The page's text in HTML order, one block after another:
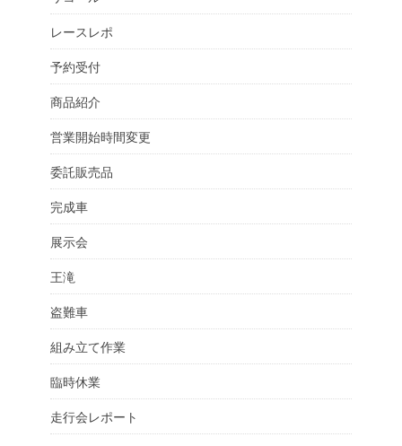
レースレポ
予約受付
商品紹介
営業開始時間変更
委託販売品
完成車
展示会
王滝
盗難車
組み立て作業
臨時休業
走行会レポート